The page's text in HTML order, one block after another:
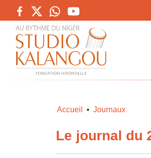
Accueil • Journaux
Le journal du